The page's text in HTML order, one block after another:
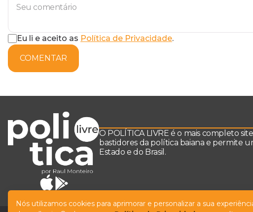
Eu li e aceito as Política de Privacidade.
COMENTAR
O POLÍTICA LIVRE é o mais completo
bastidores da política baiana e permite
Estado e do Brasil.
Nós utilizamos cookies para aprimorar e personalizar a sua